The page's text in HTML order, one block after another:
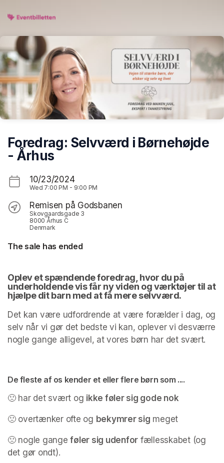
Foredrag: Selvværd i Børnehøjde
- Århus
10/23/2024
Wed 7:00 PM - 9:00 PM
Remisen på Godsbanen
Skovgaardsgade 3
8000 Århus C
Denmark
The sale has ended
Oplev et spændende foredrag, hvor du på
underholdende vis får ny viden og værktøjer til at
hjælpe dit barn med at få mere selvværd.
Det kan være udfordrende at være forælder i dag, og
selv når vi gør det bedste vi kan, oplever vi desværre
nogle gange alligevel, at vores børn har det svært.
De fleste af os kender et eller flere børn som ....
🙁 har det svært og ikke føler sig gode nok
🙁 overtænker ofte og bekymrer sig meget
🙁 nogle gange føler sig udenfor fællesskabet (og
det gør ondt).